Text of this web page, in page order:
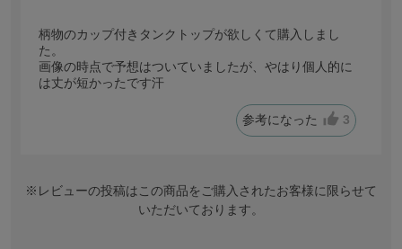
柄物のカップ付きタンクトップが欲しくて購入しまし
た。
画像の時点で予想はついていましたが、やはり個人的に
は丈が短かったです汗
参考になった 3
※レビューの投稿はこの商品をご購入されたお客様に限らせて
いただいております。